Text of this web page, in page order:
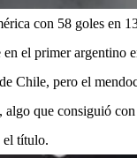
con 58 goles en
el primer argentino
Chile, pero el
algo que consiguió
el título.